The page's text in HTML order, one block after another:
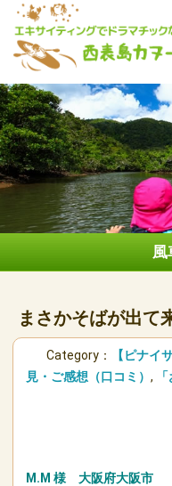
風
まさかそばが出て
Category：
【ピナイ
見・ご感想（口コミ） ,
M.M 様 大阪府大阪市